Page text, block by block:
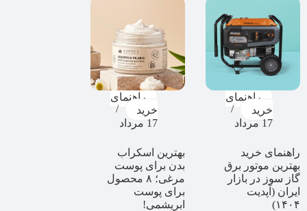
راهنمای
خرید
17 مرداد
راهنمای خرید
بهترین موتور برق
گاز سوز در بازار
ایران (آپدیت
۱۴۰۴)
راهنمای
خرید
17 مرداد
بهترین اسکراب
بدن برای پوست
مرغی؛ ۸ محصول
برای پوست
ابریشمی!